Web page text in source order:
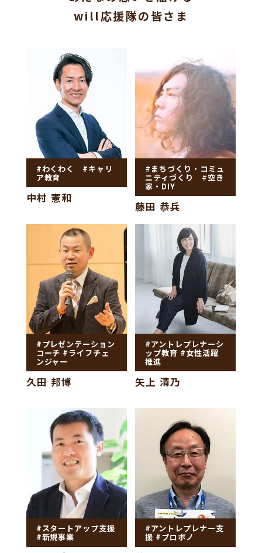
will応援隊の皆さま
#わくわく #キャリ
ア教育
中村 憲和
#まちづくり・コミュ
ニティづくり #空き
家・DIY
藤田 恭兵
#プレゼンテーション
コーチ #ライフチェ
ンジャー
久田 邦博
#アントレプレナーシ
ップ教育 #女性活躍
推進
矢上 清乃
#スタートアップ支援
#新規事業
#アントレプレナー支
援 #プロボノ